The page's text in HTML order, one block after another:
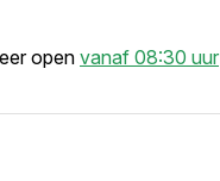
open vanaf 08:30 uur